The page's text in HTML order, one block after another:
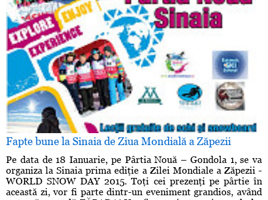
Fapte bune la Sinaia de Ziua Mondială a Zăpezii
Pe data de 18 Ianuarie, pe Pârtia Nouă – Gondola 1, se va
organiza la Sinaia prima ediţie a Zilei Mondiale a Zăpezii -
WORLD SNOW DAY 2015. Toţi cei prezenţi pe pârtie în
această zi, vor fi parte dintr-un eveniment grandios, având